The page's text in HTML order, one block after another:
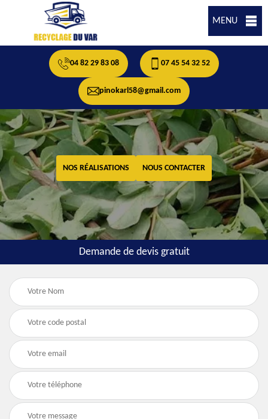
MENU
04 82 29 83 08 07 45 54 32 52
pinokarl58@gmail.com
NOS RÉALISATIONS NOUS CONTACTER
Demande de devis gratuit